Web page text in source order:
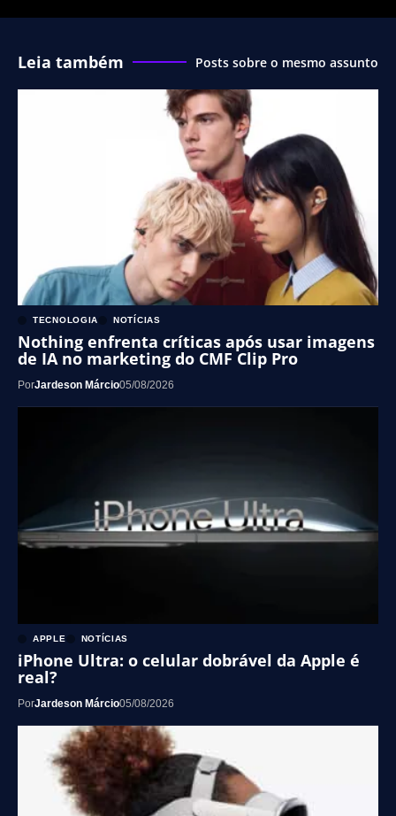
Leia também Posts sobre o mesmo assunto
TECNOLOGIA NOTÍCIAS
Nothing enfrenta críticas após usar imagens
de IA no marketing do CMF Clip Pro
PorJardeson Márcio05/08/2026
APPLE NOTÍCIAS
iPhone Ultra: o celular dobrável da Apple é
real?
PorJardeson Márcio05/08/2026